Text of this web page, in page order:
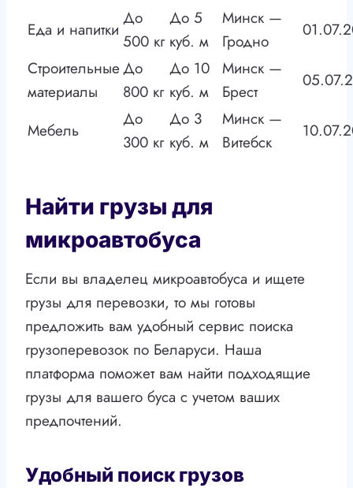
Еда и напитки
До
500 кг
До 5
куб. м
Минск —
Гродно
Строительные
материалы
До
800 кг
До 10
куб. м
Минск —
Брест
Мебель
До
300 кг
До 3
куб. м
Минск —
Витебск
Найти грузы для
микроавтобуса
Если вы владелец микроавтобуса и ищете
грузы для перевозки, то мы готовы
предложить вам удобный сервис поиска
грузоперевозок по Беларуси. Наша
платформа поможет вам найти подходящие
грузы для вашего буса с учетом ваших
предпочтений.
Удобный поиск грузов